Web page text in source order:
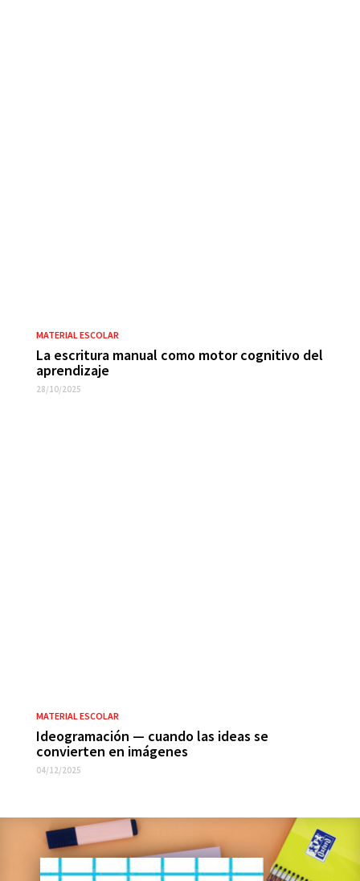
MATERIAL ESCOLAR
La escritura manual como motor cognitivo del
aprendizaje
28/10/2025
MATERIAL ESCOLAR
Ideogramación — cuando las ideas se
convierten en imágenes
04/12/2025